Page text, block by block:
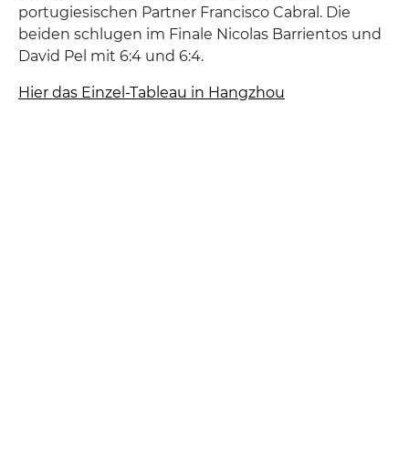
portugiesischen Partner Francisco Cabral. Die
beiden schlugen im Finale Nicolas Barrientos und
David Pel mit 6:4 und 6:4.
Hier das Einzel-Tableau in Hangzhou